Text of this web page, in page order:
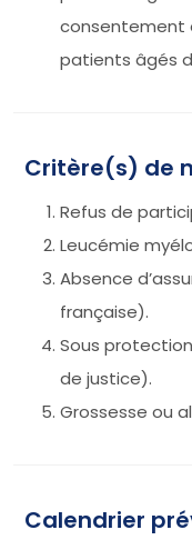
consentement
patients âgés
Critère(s) de
Refus de
Leucémie
Absence
française).
Sous
de justice).
Grossesse ou
Calendrier